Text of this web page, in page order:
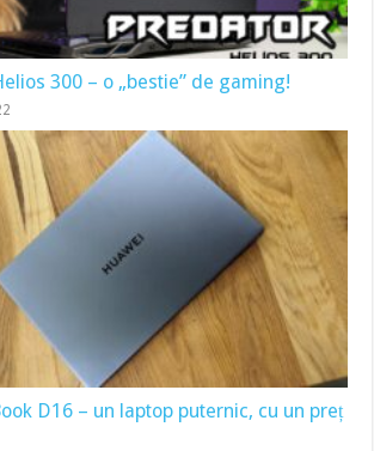
300 – o „bestie” de gaming!
D16 – un laptop puternic, cu un preț